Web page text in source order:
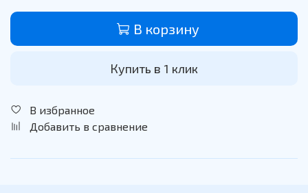
В корзину
Купить в 1 клик
В избранное
Добавить в сравнение